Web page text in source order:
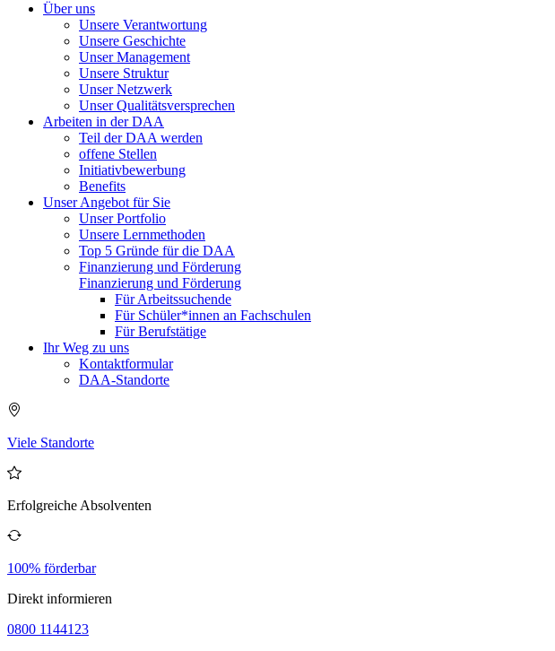
Über uns
Unsere Verantwortung
Unsere Geschichte
Unser Management
Unsere Struktur
Unser Netzwerk
Unser Qualitätsversprechen
Arbeiten in der DAA
Teil der DAA werden
offene Stellen
Initiativbewerbung
Benefits
Unser Angebot für Sie
Unser Portfolio
Unsere Lernmethoden
Top 5 Gründe für die DAA
Finanzierung und Förderung
Finanzierung und Förderung
Für Arbeitssuchende
Für Schüler*innen an Fachschulen
Für Berufstätige
Ihr Weg zu uns
Kontaktformular
DAA-Standorte
Viele Standorte
Erfolgreiche Absolventen
100% förderbar
Direkt informieren
0800 1144123